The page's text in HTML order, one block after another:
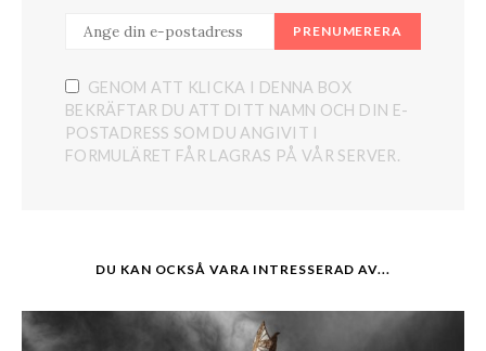
PRENUMERERA
GENOM ATT KLICKA I DENNA BOX
BEKRÄFTAR DU ATT DITT NAMN OCH DIN E-
POSTADRESS SOM DU ANGIVIT I
FORMULÄRET FÅR LAGRAS PÅ VÅR SERVER.
DU KAN OCKSÅ VARA INTRESSERAD AV...